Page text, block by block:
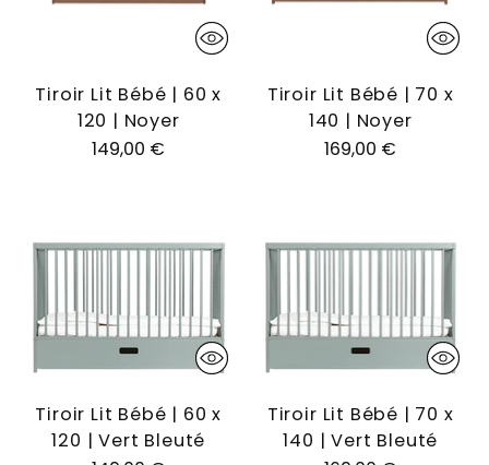
Tiroir Lit Bébé | 60 x
120 | Noyer
149,00 €
Tiroir Lit Bébé | 70 x
140 | Noyer
169,00 €
Tiroir Lit Bébé | 60 x
120 | Vert Bleuté
Tiroir Lit Bébé | 70 x
140 | Vert Bleuté